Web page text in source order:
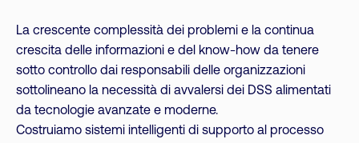
La crescente complessità dei problemi e la continua
crescita delle informazioni e del know-how da tenere
sotto controllo dai responsabili delle organizzazioni
sottolineano la necessità di avvalersi dei DSS alimentati
da tecnologie avanzate e moderne.
Costruiamo sistemi intelligenti di supporto al processo